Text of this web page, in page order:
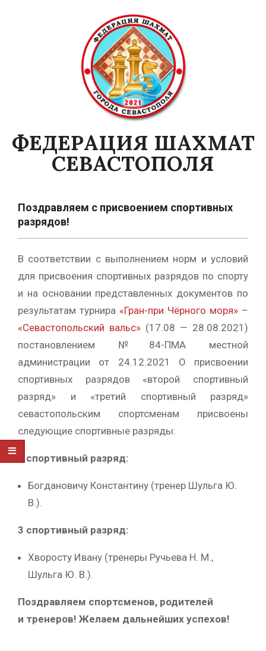
ФЕДЕРАЦИЯ ШАХМАТ
СЕВАСТОПОЛЯ
NavigationПоздравляем с присвоением спортивных
разрядов!
В соответствии с выполнением норм и условий
для присвоения спортивных разрядов по спорту
и на основании представленных документов по
результатам турнира «Гран-при Чёрного моря» –
«Севастопольский вальс» (17.08 — 28.08.2021)
постановлением №84-ПМА местной
администрации от 24.12.2021 О присвоении
спортивных разрядов «второй спортивный
разряд» и «третий спортивный разряд»
севастопольским спортсменам присвоены
следующие спортивные разряды:
2 спортивный разряд:
Богдановичу Константину (тренер Шульга Ю.
В.).
3 спортивный разряд:
Хворосту Ивану (тренеры Ручьева Н. М.,
Шульга Ю. В.).
Поздравляем спортсменов, родителей
и тренеров! Желаем дальнейших успехов!